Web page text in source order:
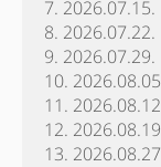
7. 2026.07.15.
8. 2026.07.22.
9. 2026.07.29.
10.
11.
12.
13.